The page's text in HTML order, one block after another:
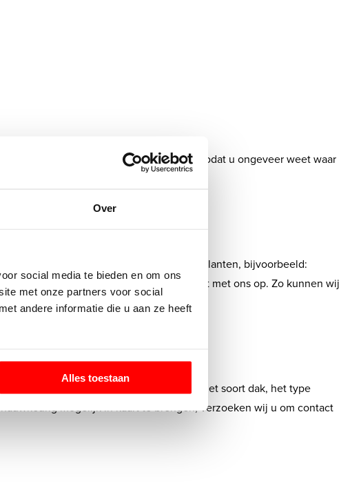
Over
social media te bieden en om ons
met onze partners voor social
andere informatie die u aan ze heeft
Alles toestaan
altijd een tijd- en kosteninschatting, zodat u ongeveer weet waar
werken echter ook vaak voor zakelijke klanten, bijvoorbeeld:
uitvoeren? Neem dan vrijblijvend contact met ons op. Zo kunnen wij
afhangt. Hierbij moet u denken aan het soort dak, het type
mogelijk in kaart te brengen, verzoeken wij u om contact